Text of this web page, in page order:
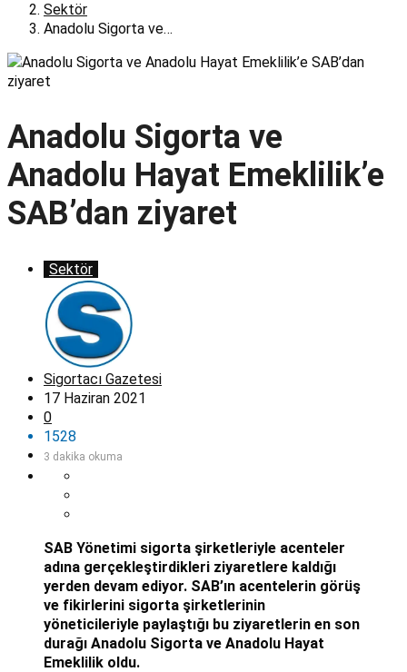
Sektör
Anadolu Sigorta ve…
Anadolu Sigorta ve
Anadolu Hayat Emeklilik’e
SAB’dan ziyaret
Sektör
Sigortacı Gazetesi
17 Haziran 2021
0
1528
3 dakika okuma
SAB Yönetimi sigorta şirketleriyle acenteler
adına gerçekleştirdikleri ziyaretlere kaldığı
yerden devam ediyor. SAB’ın acentelerin görüş
ve fikirlerini sigorta şirketlerinin
yöneticileriyle paylaştığı bu ziyaretlerin en son
durağı Anadolu Sigorta ve Anadolu Hayat
Emeklilik oldu.